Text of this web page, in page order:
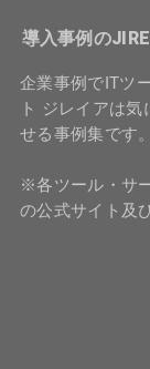
導入事例の
企業事例でITツ
ト ジレイアは
せる事例集です。
※各ツール・サ
の公式サイト及